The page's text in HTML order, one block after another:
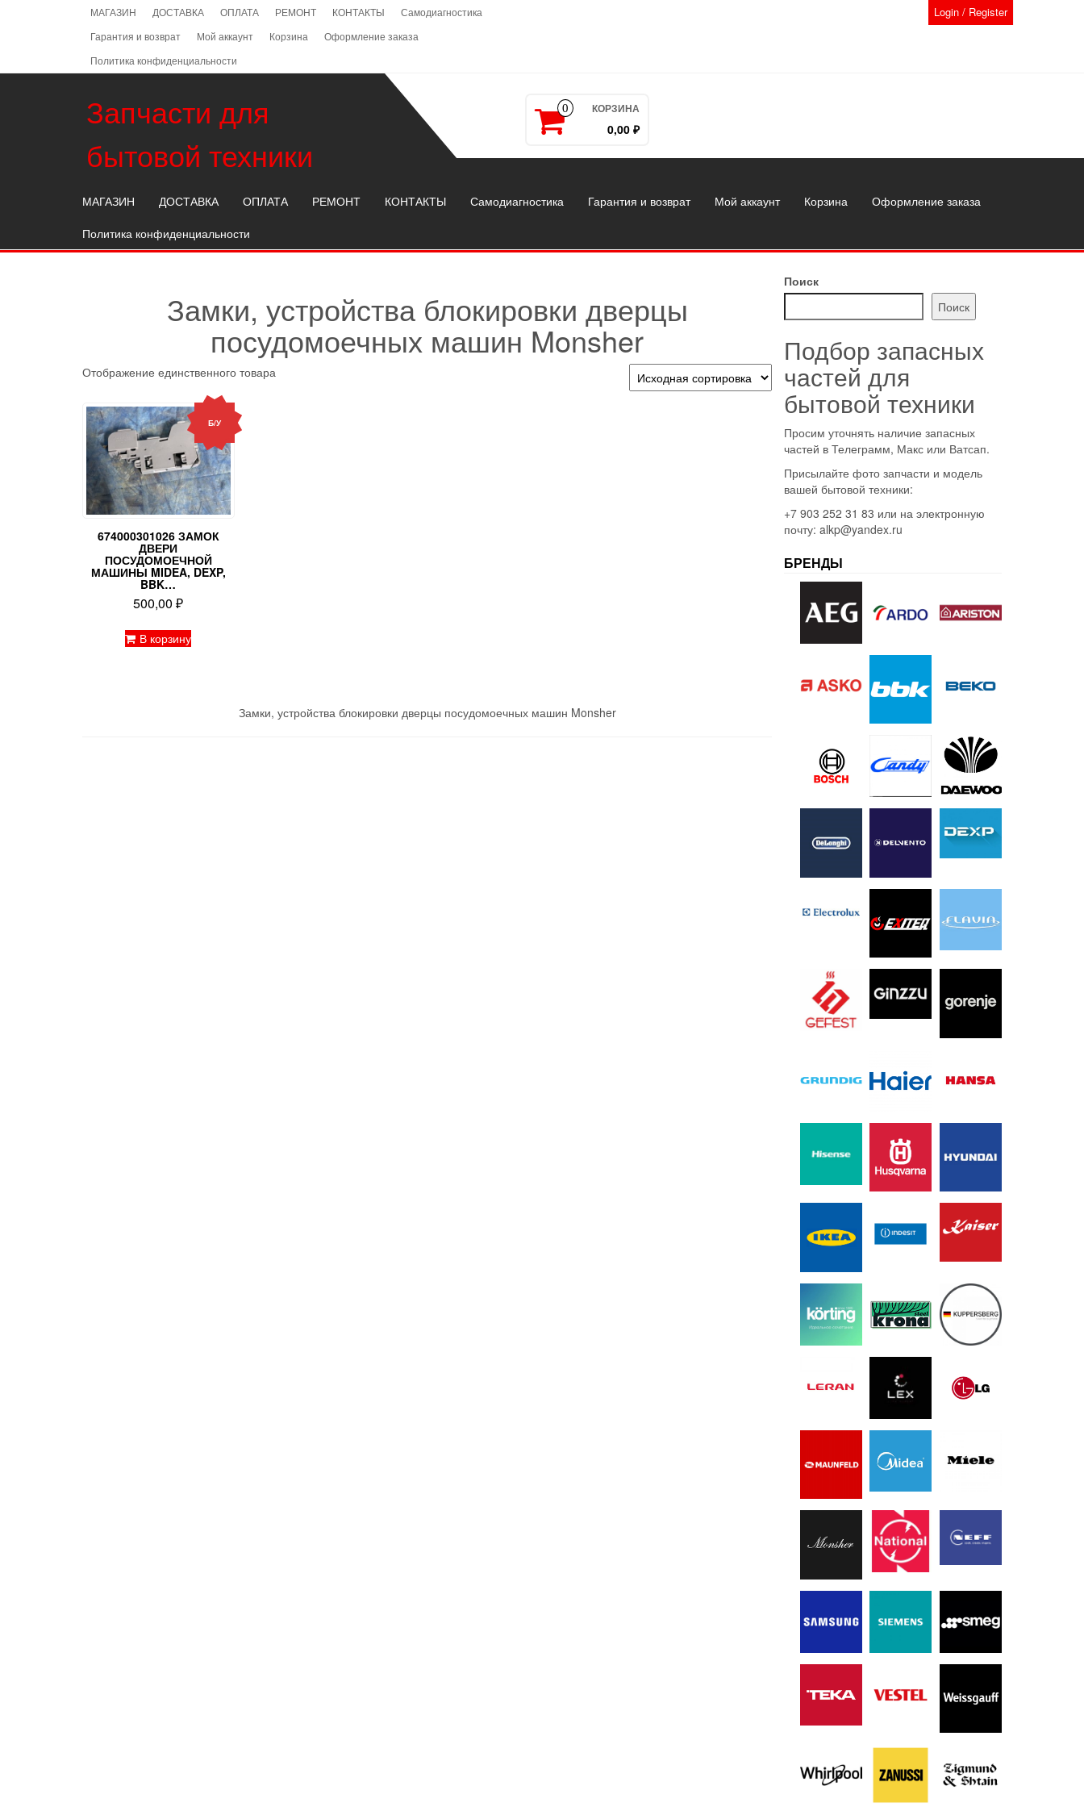
МАГАЗИН ДОСТАВКА ОПЛАТА РЕМОНТ КОНТАКТЫ
Самодиагностика
Гарантия и возврат
Мой аккаунт Корзина
Оформление заказа
Политика конфиденциальности
Login / Register
Запчасти для
бытовой техники
0 КОРЗИНА
0,00 ₽
МАГАЗИН ДОСТАВКА ОПЛАТА РЕМОНТ КОНТАКТЫ Самодиагностика Гарантия и возврат Мой аккаунт Корзина
Оформление заказа
Политика конфиденциальности
Замки, устройства блокировки дверцы
посудомоечных машин Monsher
Отображение единственного товара
Б/У
674000301026 ЗАМОК
ДВЕРИ
ПОСУДОМОЕЧНОЙ
МАШИНЫ MIDEA, DEXP,
BBK…
500,00₽
В корзину
Замки, устройства блокировки дверцы посудомоечных машин Monsher
Поиск
Поиск
Подбор запасных
частей для
бытовой техники
Просим уточнять наличие запасных
частей в Телеграмм, Макс или Ватсап.
Присылайте фото запчасти и модель
вашей бытовой техники:
+7 903 252 31 83 или на электронную
почту: alkp@yandex.ru
БРЕНДЫ